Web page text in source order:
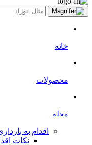
خانه
محصولات
مجله
اقدام به
نکات